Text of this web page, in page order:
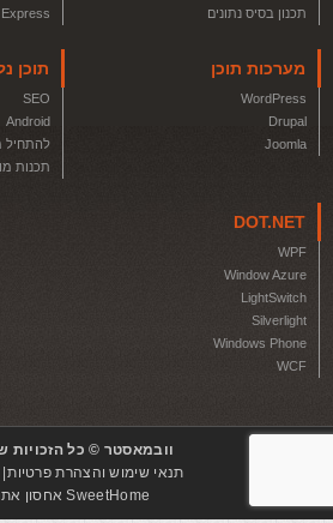
תכנון בסיס נתונים
מערכות תוכן
WordPress
Drupal
Joomla
תוכן
SEO
Android
תכנות
DOT.NET
WPF
Window Azure
LightSwitch
Silverlight
Windows Phone
WCF
וובמאסטר © כל הזכויות
תנאי שימוש והצהרת פרטיות
SweetHome אחסון אתרים